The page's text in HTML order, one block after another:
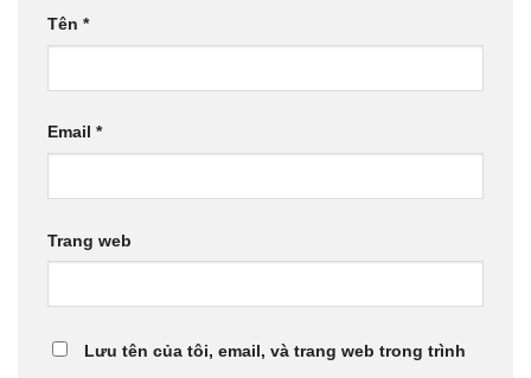
Tên *
Email *
Trang web
Lưu tên của tôi, email, và trang web trong trình